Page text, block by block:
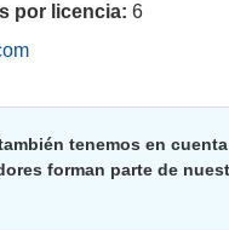
por licencia: 6
tenemos en
forman parte de